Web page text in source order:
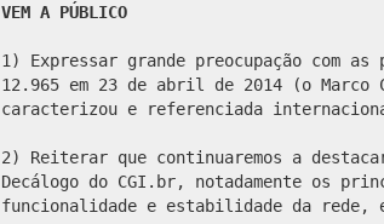
VEM A PÚBLICO
1) Expressar grande preocupação com
12.965 em 23 de abril de 2014 (o
caracterizou e referenciada
2) Reiterar que continuaremos a
Decálogo do CGI.br, notadamente os
funcionalidade e estabilidade da rede,